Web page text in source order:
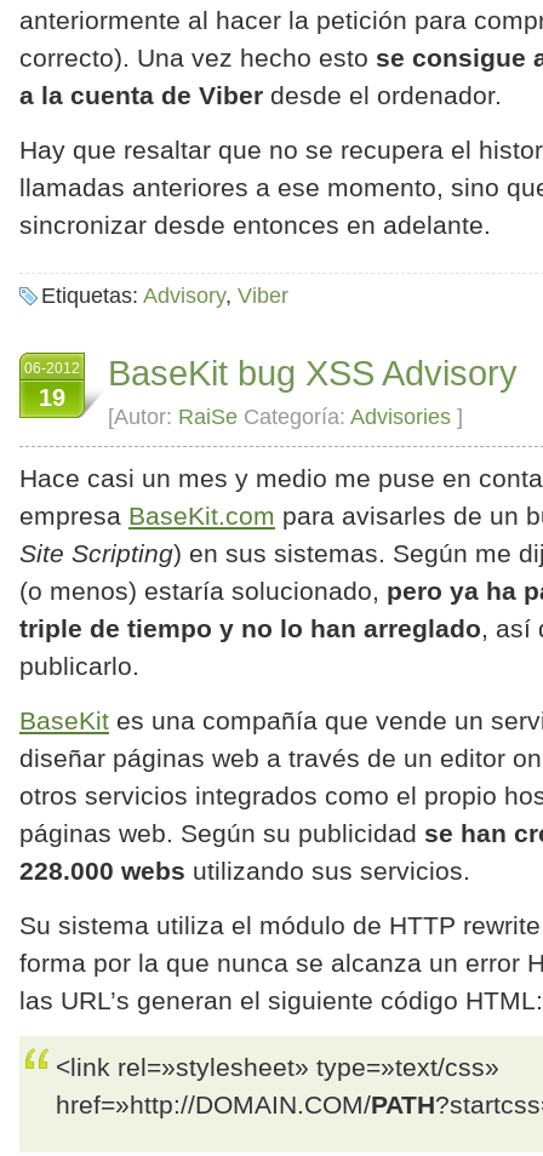
anteriormente al hacer la petición para
correcto). Una vez hecho esto se consigue
a la cuenta de Viber desde el ordenador.
Hay que resaltar que no se recupera el
llamadas anteriores a ese momento, sino
sincronizar desde entonces en adelante.
Etiquetas: Advisory, Viber
06-2012
19
BaseKit bug XSS Advisory
[Autor: RaiSe Categoría: Advisories ]
Hace casi un mes y medio me puse en
empresa BaseKit.com para avisarles de un
Site Scripting) en sus sistemas. Según me
(o menos) estaría solucionado, pero ya ha
triple de tiempo y no lo han arreglado, así
publicarlo.
BaseKit es una compañía que vende un
diseñar páginas web a través de un editor
otros servicios integrados como el propio
páginas web. Según su publicidad se han
228.000 webs utilizando sus servicios.
Su sistema utiliza el módulo de HTTP
forma por la que nunca se alcanza un error
las URL’s generan el siguiente código HTML:
<link rel=»stylesheet» type=»text/css»
href=»http://DOMAIN.COM/PATH